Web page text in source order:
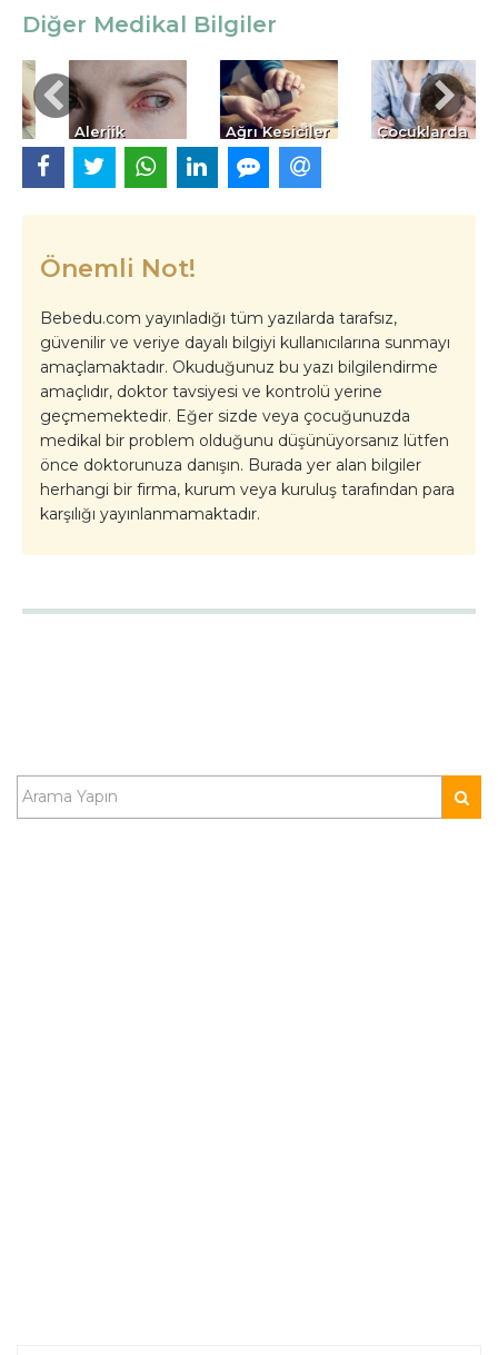
Diğer Medikal Bilgiler
Alerjik
Konjonktivit
Ağrı Kesiciler
Çocuklarda
Önemli Not!
Bebedu.com yayınladığı tüm yazılarda tarafsız,
güvenilir ve veriye dayalı bilgiyi kullanıcılarına sunmayı
amaçlamaktadır. Okuduğunuz bu yazı bilgilendirme
amaçlıdır, doktor tavsiyesi ve kontrolü yerine
geçmemektedir. Eğer sizde veya çocuğunuzda
medikal bir problem olduğunu düşünüyorsanız lütfen
önce doktorunuza danışın. Burada yer alan bilgiler
herhangi bir firma, kurum veya kuruluş tarafından para
karşılığı yayınlanmamaktadır.